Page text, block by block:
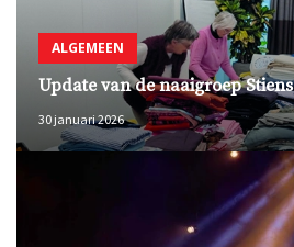
ALGEMEEN
Update van de naaigroep Stiens
30 januari 2026